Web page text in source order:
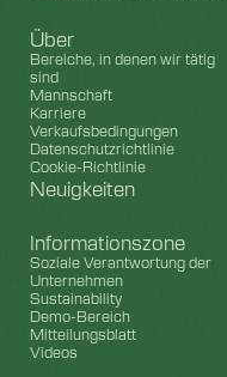
Über
Bereiche, in denen wir tätig
sind
Mannschaft
Karriere
Verkaufsbedingungen
Datenschutzrichtlinie
Cookie-Richtlinie
Neuigkeiten
Informationszone
Soziale Verantwortung der
Unternehmen
Sustainability
Demo-Bereich
Mitteilungsblatt
Videos